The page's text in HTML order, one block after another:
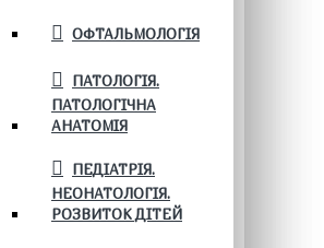
ОФТАЛЬМОЛОГІЯ
ПАТОЛОГІЯ.
ПАТОЛОГІЧНА
АНАТОМІЯ
ПЕДІАТРІЯ.
НЕОНАТОЛОГІЯ.
РОЗВИТОК ДІТЕЙ